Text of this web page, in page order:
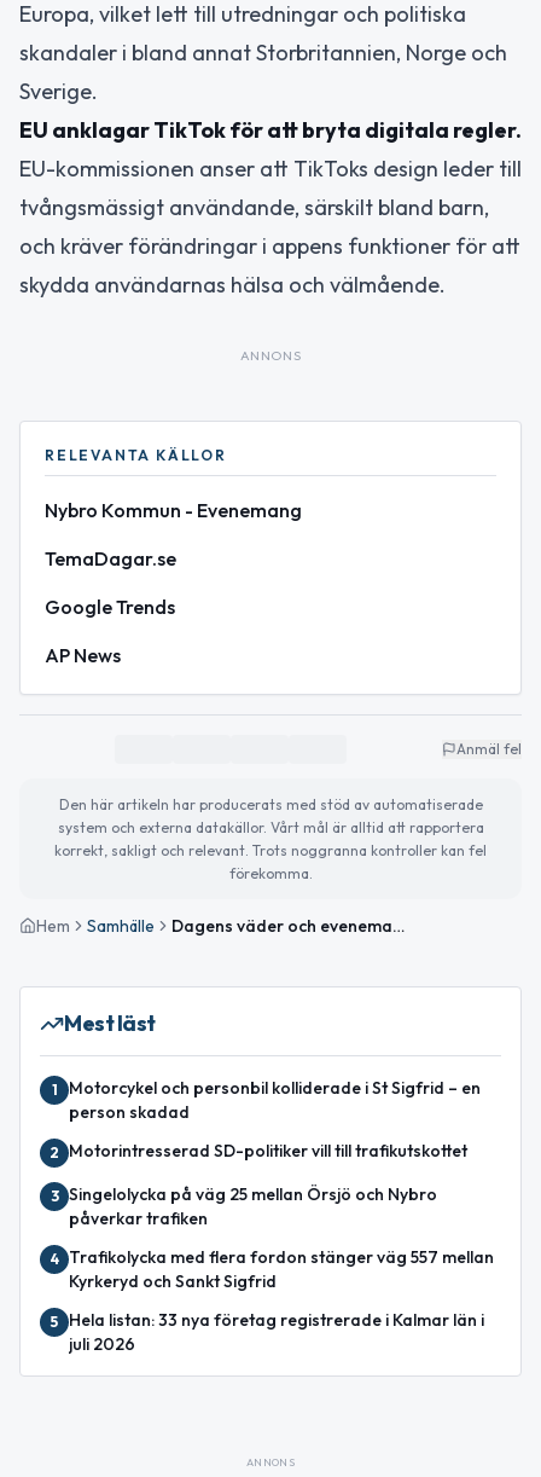
Europa, vilket lett till utredningar och politiska
skandaler i bland annat Storbritannien, Norge och
Sverige.
EU anklagar TikTok för att bryta digitala regler.
EU-kommissionen anser att TikToks design leder till
tvångsmässigt användande, särskilt bland barn,
och kräver förändringar i appens funktioner för att
skydda användarnas hälsa och välmående.
ANNONS
RELEVANTA KÄLLOR
Nybro Kommun - Evenemang
TemaDagar.se
Google Trends
AP News
Anmäl fel
Den här artikeln har producerats med stöd av automatiserade
system och externa datakällor. Vårt mål är alltid att rapportera
korrekt, sakligt och relevant. Trots noggranna kontroller kan fel
förekomma.
Hem Samhälle Dagens väder och evenemang i Nybro – planera för skidlopp och kultur
Mest läst
1
Motorcykel och personbil kolliderade i St Sigfrid – en
person skadad
2 Motorintresserad SD-politiker vill till trafikutskottet
3 Singelolycka på väg 25 mellan Örsjö och Nybro
påverkar trafiken
4
Trafikolycka med flera fordon stänger väg 557 mellan
Kyrkeryd och Sankt Sigfrid
5
Hela listan: 33 nya företag registrerade i Kalmar län i
juli 2026
ANNONS